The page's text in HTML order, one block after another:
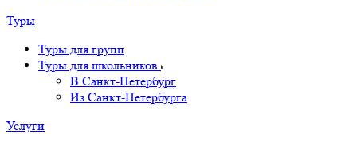
Туры
Туры для групп
Туры для школьников
В Санкт-Петербург
Из Санкт-Петербурга
Услуги